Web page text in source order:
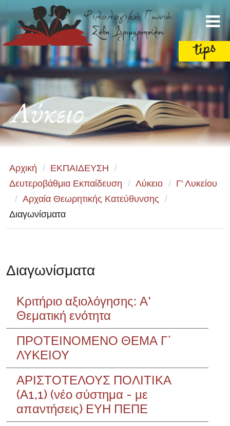
Λύκειο
Αρχική / ΕΚΠΑΙΔΕΥΣΗ /
Δευτεροβάθμια Εκπαίδευση / Λύκειο / Γ' Λυκείου
/ Αρχαία Θεωρητικής Κατεύθυνσης /
Διαγωνίσματα
Διαγωνίσματα
Κριτήριο αξιολόγησης: Α'
Θεματική ενότητα
ΠΡΟΤΕΙΝΟΜΕΝΟ ΘΕΜΑ Γ΄
ΛΥΚΕΙΟΥ
ΑΡΙΣΤΟΤΕΛΟΥΣ ΠΟΛΙΤΙΚΑ
(Α1,1) (νέο σύστημα - με
απαντήσεις) ΕΥΗ ΠΕΠΕ